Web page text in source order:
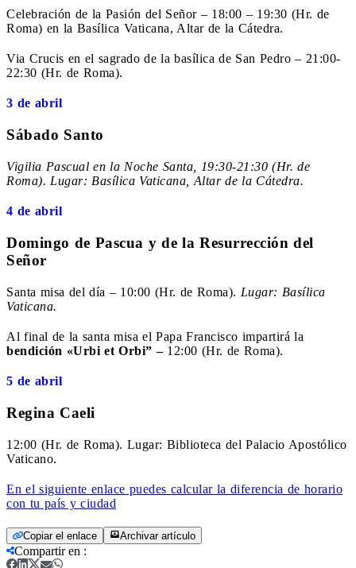
Celebración de la Pasión del Señor – 18:00 – 19:30 (Hr. de
Roma) en la Basílica Vaticana, Altar de la Cátedra.
Via Crucis en el sagrado de la basílica de San Pedro – 21:00-
22:30 (Hr. de Roma).
3 de abril
Sábado Santo
Vigilia Pascual en la Noche Santa, 19:30-21:30 (Hr. de
Roma). Lugar: Basílica Vaticana, Altar de la Cátedra.
4 de abril
Domingo de Pascua y de la Resurrección del
Señor
Santa misa del día – 10:00 (Hr. de Roma). Lugar: Basílica
Vaticana.
Al final de la santa misa el Papa Francisco impartirá la
bendición «Urbi et Orbi” – 12:00 (Hr. de Roma).
5 de abril
Regina Caeli
12:00 (Hr. de Roma). Lugar: Biblioteca del Palacio Apostólico
Vaticano.
En el siguiente enlace puedes calcular la diferencia de horario
con tu país y ciudad
Copiar el enlace Archivar artículo
Compartir en :